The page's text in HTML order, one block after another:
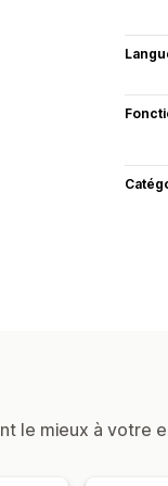
le mieux à votre